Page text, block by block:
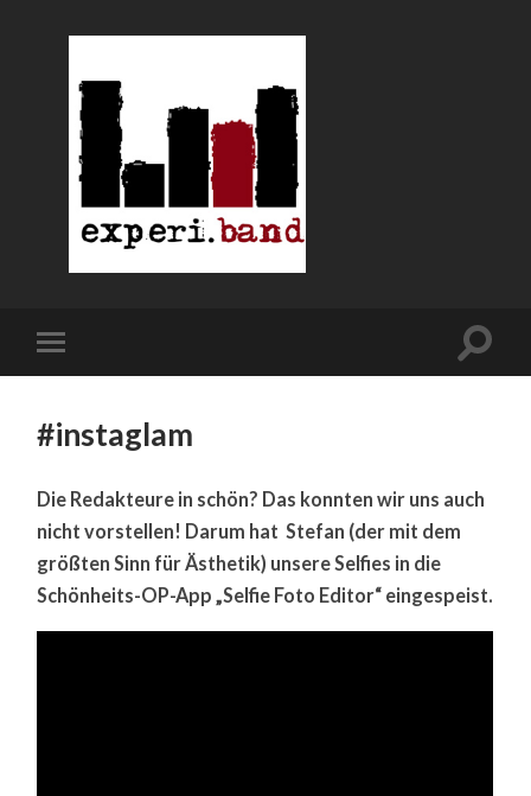
#instaglam
Die Redakteure in schön? Das konnten wir uns auch
nicht vorstellen! Darum hat Stefan (der mit dem
größten Sinn für Ästhetik) unsere Selfies in die
Schönheits-OP-App „Selfie Foto Editor“ eingespeist.